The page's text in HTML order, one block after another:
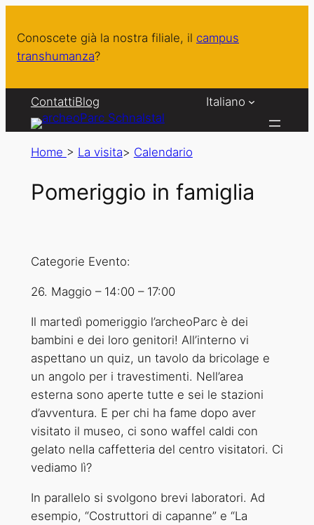
Conoscete già la nostra filiale, il campus
transhumanza?
ContattiBlog Italiano
Home > La visita> Calendario
Pomeriggio in famiglia
Categorie Evento:
26. Maggio – 14:00 – 17:00
Il martedì pomeriggio l’archeoParc è dei
bambini e dei loro genitori! All’interno vi
aspettano un quiz, un tavolo da bricolage e
un angolo per i travestimenti. Nell’area
esterna sono aperte tutte e sei le stazioni
d’avventura. E per chi ha fame dopo aver
visitato il museo, ci sono waffel caldi con
gelato nella caffetteria del centro visitatori. Ci
vediamo lì?
In parallelo si svolgono brevi laboratori. Ad
esempio, “Costruttori di capanne” e “La